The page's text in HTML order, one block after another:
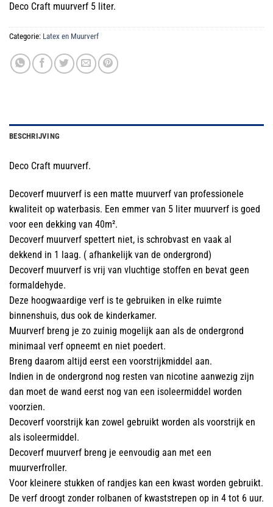
Deco Craft muurverf 5 liter.
Categorie: Latex en Muurverf
BESCHRIJVING
Deco Craft muurverf.
Decoverf muurverf is een matte muurverf van professionele
kwaliteit op waterbasis. Een emmer van 5 liter muurverf is goed
voor een dekking van 40m².
Decoverf muurverf spettert niet, is schrobvast en vaak al
dekkend in 1 laag. ( afhankelijk van de ondergrond)
Decoverf muurverf is vrij van vluchtige stoffen en bevat geen
formaldehyde.
Deze hoogwaardige verf is te gebruiken in elke ruimte
binnenshuis, dus ook de kinderkamer.
Muurverf breng je zo zuinig mogelijk aan als de ondergrond
minimaal verf opneemt en niet poedert.
Breng daarom altijd eerst een voorstrijkmiddel aan.
Indien in de ondergrond nog resten van nicotine aanwezig zijn
dan moet de wand eerst nog van een isoleermiddel worden
voorzien.
Decoverf voorstrijk kan zowel gebruikt worden als voorstrijk en
als isoleermiddel.
Decoverf muurverf breng je eenvoudig aan met een
muurverfroller.
Voor kleinere stukken of randjes kan een kwast worden gebruikt.
De verf droogt zonder rolbanen of kwaststrepen op in 4 tot 6 uur.